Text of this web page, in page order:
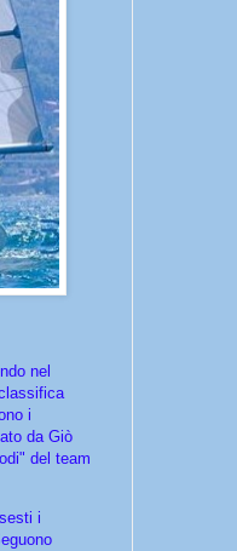
nel
i
da Giò
del team
i